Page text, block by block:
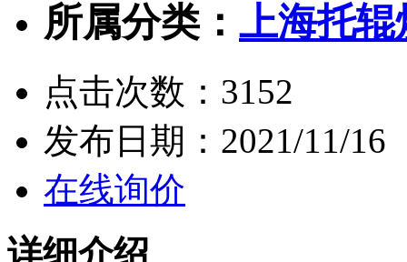
所属分类： 上海托辊
点击次数： 3152
发布日期： 2021/11/16
在线询价
详细介绍